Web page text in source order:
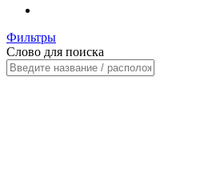
Фильтры
Слово для поиска